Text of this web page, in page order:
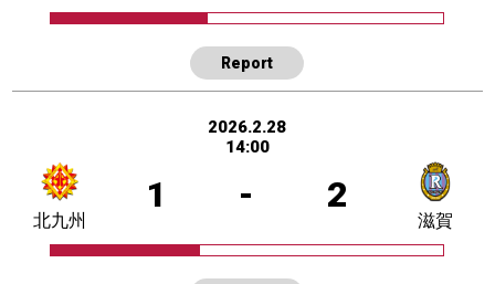
Report
2026.2.28
14:00
1 - 2
北九州 滋賀